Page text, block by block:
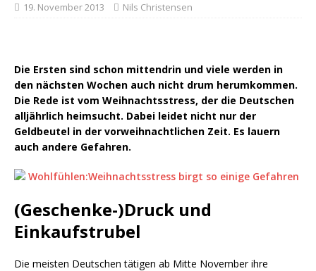
19. November 2013 Nils Christensen
Die Ersten sind schon mittendrin und viele werden in
den nächsten Wochen auch nicht drum herumkommen.
Die Rede ist vom Weihnachtsstress, der die Deutschen
alljährlich heimsucht. Dabei leidet nicht nur der
Geldbeutel in der vorweihnachtlichen Zeit. Es lauern
auch andere Gefahren.
(Geschenke-)Druck und
Einkaufstrubel
Die meisten Deutschen tätigen ab Mitte November ihre